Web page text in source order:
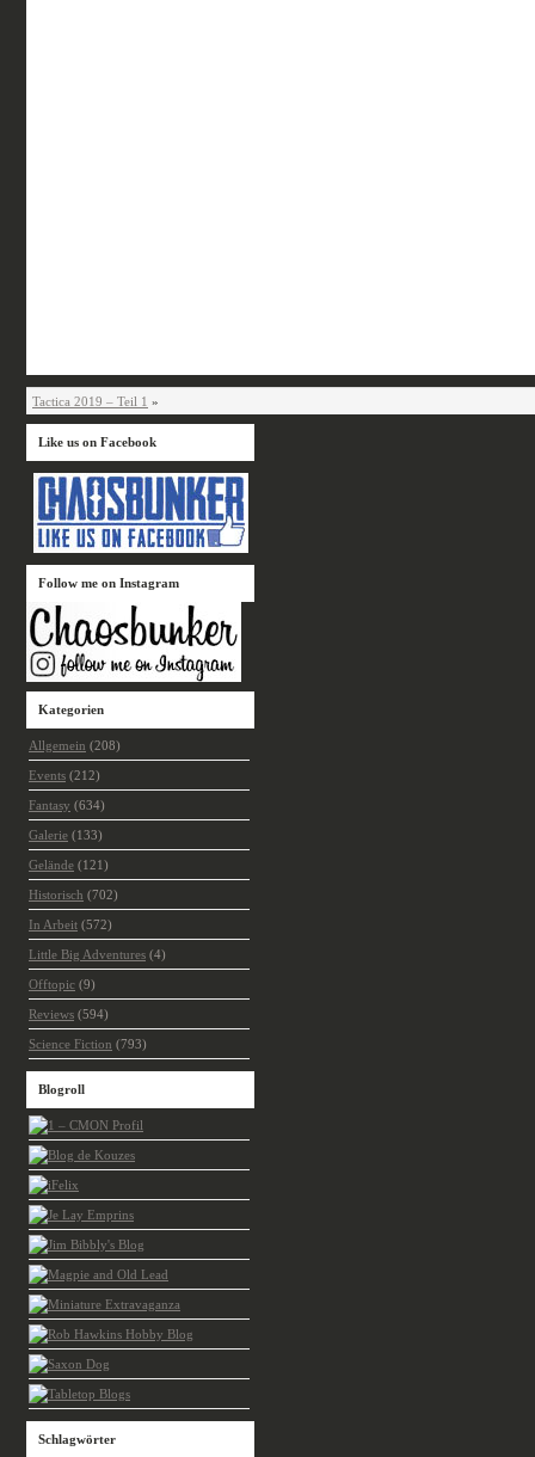
Tactica 2019 – Teil 1 »
Like us on Facebook
Follow me on Instagram
Kategorien
Allgemein (208)
Events (212)
Fantasy (634)
Galerie (133)
Gelände (121)
Historisch (702)
In Arbeit (572)
Little Big Adventures (4)
Offtopic (9)
Reviews (594)
Science Fiction (793)
Blogroll
Schlagwörter